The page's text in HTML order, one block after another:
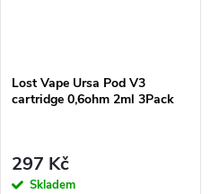
Lost Vape Ursa Pod V3
cartridge 0,6ohm 2ml 3Pack
297 Kč
Skladem